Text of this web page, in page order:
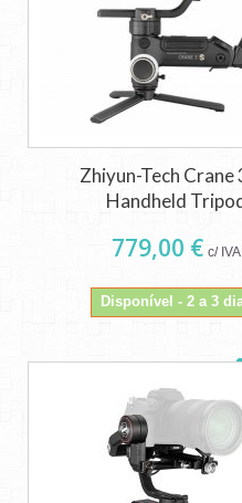
Zhiyun-Tech Crane
Handheld
779,00 € c/ IVA
Disponível - 2 a 3